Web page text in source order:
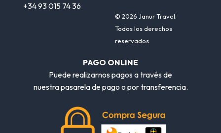
+34 93 015 74 36
© 2026 Janur Travel.
Todos los derechos
reservados.
PAGO ONLINE
Puede realizarnos pagos a través de
nuestra pasarela de pago o por transferencia.